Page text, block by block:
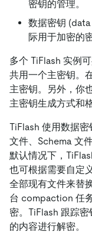
密钥的管理。
数据密钥
际用于加密的
多个 TiFlash 实例
共用一个主密钥。
主密钥。另外，你
主密钥生成方式和
TiFlash 使用数据
文件、Schema 文
默认情况下，
也可根据需要自定
全部现有文件来替
台 compaction 任
密。TiFlash 跟踪
的内容进行解密。